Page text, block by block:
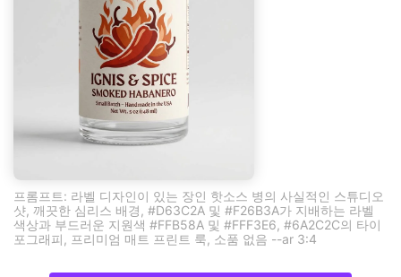
프롬프트: 라벨 디자인이 있는 장인 핫소스 병의 사실적인 스튜디오
샷, 깨끗한 심리스 배경, #D63C2A 및 #F26B3A가 지배하는 라벨
색상과 부드러운 지원색 #FFB58A 및 #FFF3E6, #6A2C2C의 타이
포그래피, 프리미엄 매트 프린트 룩, 소품 없음 --ar 3:4